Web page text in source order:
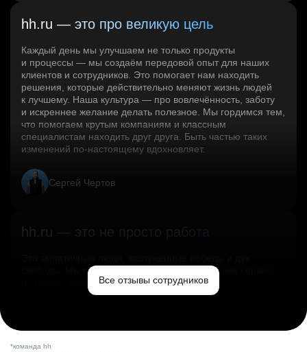
hh.ru — это про великую цель
Каждый день мы улучшаем не только продукты
и процессы — мы создаём передовой опыт для наших
клиентов и сотрудников. Это помогает нам находить
решения, которые действительно меняют жизнь людей
к лучшему. Наша культура — про вовлечённость, заботу
и искреннее желание делать полезное. Мы гордимся тем,
что помогаем крутым компаниям и классным
специалистам находить друг друга. Быть частью таких
изменений по‑настоящему вдохновляет.
Сергей Чертов
hh.ru — это не просто работа
свободы. Мы помогаем миру и создаём лучший сервис
по поиску работы в стране.Все отзывы сотрудников
*команда hh